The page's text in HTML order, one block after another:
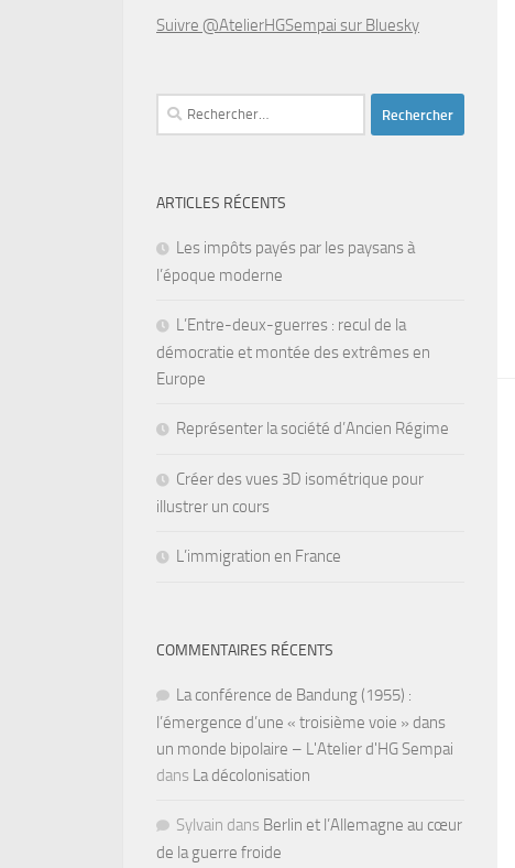
Suivre @AtelierHGSempai sur Bluesky
Rechercher :
ARTICLES RÉCENTS
Les impôts payés par les paysans à
l’époque moderne
L’Entre-deux-guerres : recul de la
démocratie et montée des extrêmes en
Europe
Représenter la société d’Ancien Régime
Créer des vues 3D isométrique pour
illustrer un cours
L’immigration en France
COMMENTAIRES RÉCENTS
La conférence de Bandung (1955) :
l’émergence d’une « troisième voie » dans
un monde bipolaire – L'Atelier d'HG Sempai
dans La décolonisation
Sylvain dans Berlin et l’Allemagne au cœur
de la guerre froide